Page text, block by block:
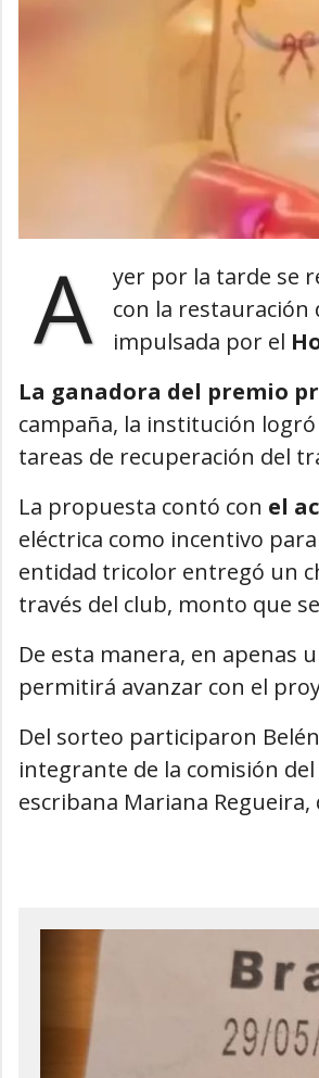
A yer por la tarde se
con la restauración
impulsada por el
La ganadora del premio
campaña, la institución
tareas de recuperación del
La propuesta contó con el
eléctrica como incentivo
entidad tricolor entregó un
través del club, monto que
De esta manera, en apenas
permitirá avanzar con el
Del sorteo participaron
integrante de la comisión
escribana Mariana